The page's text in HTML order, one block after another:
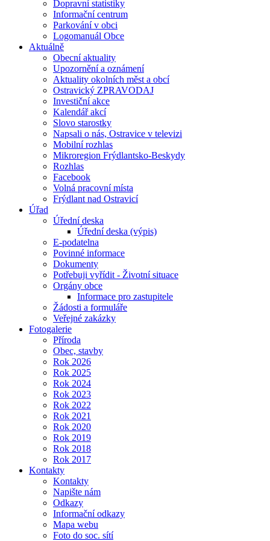
Dopravní statistiky
Informační centrum
Parkování v obci
Logomanuál Obce
Aktuálně
Obecní aktuality
Upozornění a oznámení
Aktuality okolních měst a obcí
Ostravický ZPRAVODAJ
Investiční akce
Kalendář akcí
Slovo starostky
Napsali o nás, Ostravice v televizi
Mobilní rozhlas
Mikroregion Frýdlantsko-Beskydy
Rozhlas
Facebook
Volná pracovní místa
Frýdlant nad Ostravicí
Úřad
Úřední deska
Úřední deska (výpis)
E-podatelna
Povinné informace
Dokumenty
Potřebuji vyřídit - Životní situace
Orgány obce
Informace pro zastupitele
Žádosti a formuláře
Veřejné zakázky
Fotogalerie
Příroda
Obec, stavby
Rok 2026
Rok 2025
Rok 2024
Rok 2023
Rok 2022
Rok 2021
Rok 2020
Rok 2019
Rok 2018
Rok 2017
Kontakty
Kontakty
Napište nám
Odkazy
Informační odkazy
Mapa webu
Foto do soc. sítí